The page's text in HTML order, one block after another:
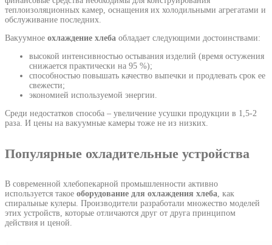
теплоизоляционных камер, оснащения их холодильными агрегатами и
обслуживание последних.
Вакуумное охлаждение хлеба обладает следующими достоинствами:
высокой интенсивностью остывания изделий (время остужения
снижается практически на 95 %);
способностью повышать качество выпечки и продлевать срок ее
свежести;
экономией используемой энергии.
Среди недостатков способа – увеличение усушки продукции в 1,5-2
раза. И цены на вакуумные камеры тоже не из низких.
Популярные охладительные устройства
В современной хлебопекарной промышленности активно
используется такое оборудование для охлаждения хлеба, как
спиральные кулеры. Производители разработали множество моделей
этих устройств, которые отличаются друг от друга принципом
действия и ценой.